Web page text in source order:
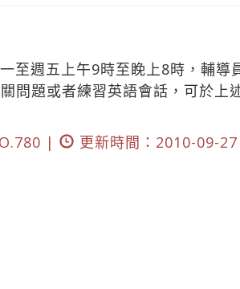
至週五上午9時至睌上8時，輔導
問題或者練習英語會話，可於上
|
更新時間：2010-09-